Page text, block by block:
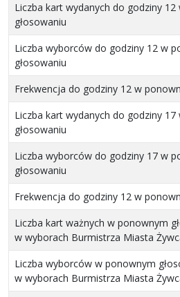
Liczba kart wydanych do godziny
głosowaniu
Liczba wyborców do godziny 12 w
głosowaniu
Frekwencja do godziny 12 w
Liczba kart wydanych do godziny
głosowaniu
Liczba wyborców do godziny 17 w
głosowaniu
Frekwencja do godziny 12 w
Liczba kart ważnych w ponownym
w wyborach Burmistrza Miasta
Liczba wyborców w ponownym
w wyborach Burmistrza Miasta